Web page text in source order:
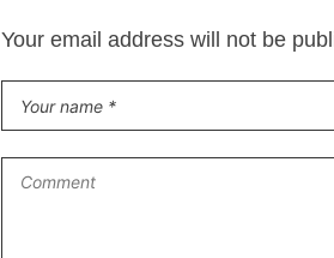
Your email address will not be